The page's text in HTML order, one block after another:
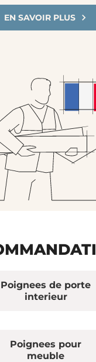
EN SAVOIR PLUS
Poignees de porte
interieur
Poignees pour
meuble